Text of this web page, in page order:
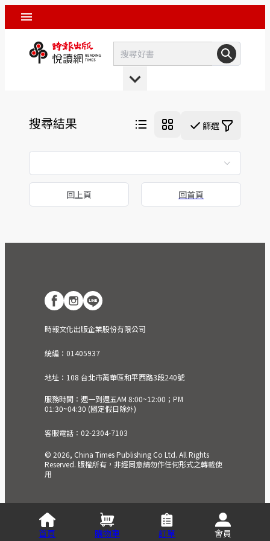
搜尋結果 篩選
回上頁 回首頁
時報文化出版企業股份有限公司
統編：01405937
地址：108 台北市萬華區和平西路3段240號
服務時間：週一到週五AM 8:00~12:00；PM
01:30~04:30 (國定假日除外)
客服電話：02-2304-7103
© 2026, China Times Publishing Co Ltd. All Rights
Reserved. 版權所有，非經同意請勿作任何形式之轉載使
用
首頁 購物車 訂單 會員